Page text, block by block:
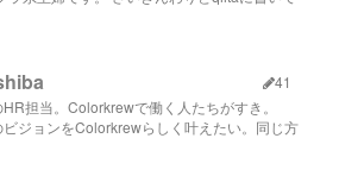
41
担当。Colorkrewで働く人たちがすき。
ジョンをColorkrewらしく叶えたい。同じ方